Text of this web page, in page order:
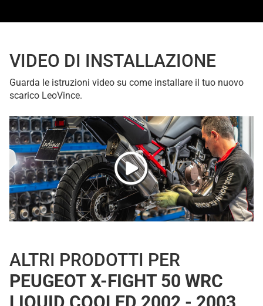
VIDEO DI INSTALLAZIONE
Guarda le istruzioni video su come installare il tuo nuovo
scarico LeoVince.
ALTRI PRODOTTI PER
PEUGEOT X-FIGHT 50 WRC